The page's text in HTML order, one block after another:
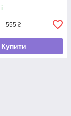
555 ₴
Купити